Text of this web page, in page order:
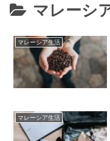
マレーシ
マレーシア生活
マレーシア生活